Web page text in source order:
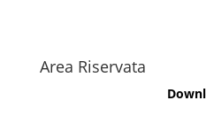
Area Riservata